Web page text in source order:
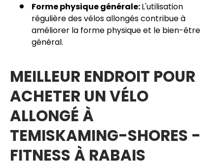
Forme physique générale:L'utilisation
régulière des vélos allongés contribue à
améliorer la forme physique et le bien-être
général.
MEILLEUR ENDROIT POUR
ACHETER UN VÉLO
ALLONGÉ À
TEMISKAMING-SHORES -
FITNESS À RABAIS